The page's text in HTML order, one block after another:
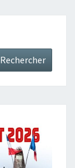
Rechercher